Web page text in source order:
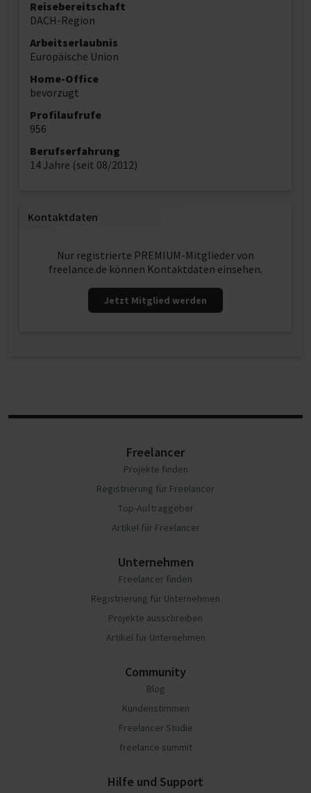
Reisebereitschaft
DACH-Region
Arbeitserlaubnis
Europäische Union
Home-Office
bevorzugt
Profilaufrufe
956
Berufserfahrung
14 Jahre (seit 08/2012)
Kontaktdaten
Nur registrierte PREMIUM-Mitglieder von
freelance.de können Kontaktdaten einsehen.
Jetzt Mitglied werden
Freelancer
Projekte finden
Registrierung für Freelancer
Top-Auftraggeber
Artikel für Freelancer
Unternehmen
Freelancer finden
Registrierung für Unternehmen
Projekte ausschreiben
Artikel für Unternehmen
Community
Blog
Kundenstimmen
Freelancer Studie
freelance summit
Hilfe und Support